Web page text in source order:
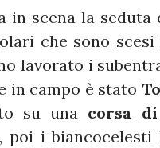
in scena la seduta
che sono
lavorato i
in campo è stato
su una corsa
, poi i biancocelesti